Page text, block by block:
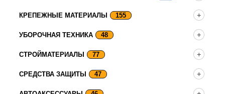
КРЕПЕЖНЫЕ МАТЕРИАЛЫ 155
УБОРОЧНАЯ ТЕХНИКА 48
СТРОЙМАТЕРИАЛЫ 77
СРЕДСТВА ЗАЩИТЫ 47